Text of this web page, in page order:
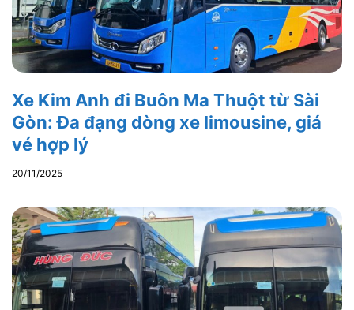
Xe Kim Anh đi Buôn Ma Thuột từ Sài
Gòn: Đa đạng dòng xe limousine, giá
vé hợp lý
20/11/2025